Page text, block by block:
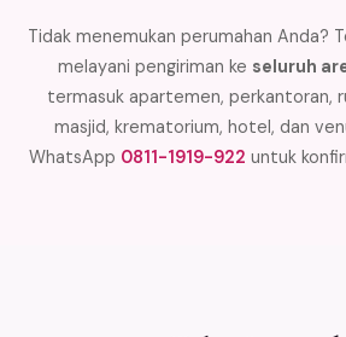
Tidak menemukan perumahan Anda?
melayani pengiriman ke seluruh
termasuk apartemen, perkantoran,
masjid, krematorium, hotel, dan
WhatsApp 0811-1919-922 untuk